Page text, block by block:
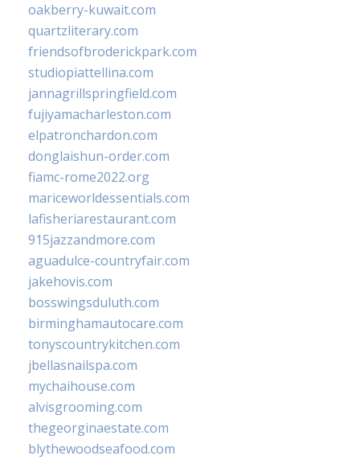
oakberry-kuwait.com
quartzliterary.com
friendsofbroderickpark.com
studiopiattellina.com
jannagrillspringfield.com
fujiyamacharleston.com
elpatronchardon.com
donglaishun-order.com
fiamc-rome2022.org
mariceworldessentials.com
lafisheriarestaurant.com
915jazzandmore.com
aguadulce-countryfair.com
jakehovis.com
bosswingsduluth.com
birminghamautocare.com
tonyscountrykitchen.com
jbellasnailspa.com
mychaihouse.com
alvisgrooming.com
thegeorginaestate.com
blythewoodseafood.com